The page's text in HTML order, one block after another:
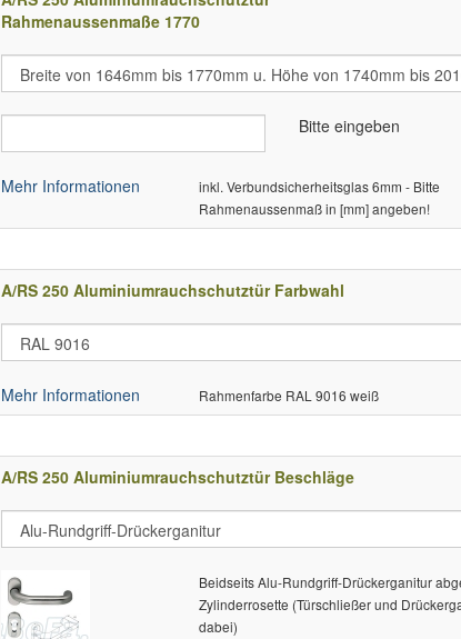
Rahmenaussenmaße 1770
Bitte eingeben
Mehr Informationen
inkl. Verbundsicherheitsglas 6mm - Bitte
Rahmenaussenmaß in [mm] angeben!
A/RS 250 Aluminiumrauchschutztür Farbwahl
Mehr Informationen Rahmenfarbe RAL 9016 weiß
A/RS 250 Aluminiumrauchschutztür Beschläge
Beidseits Alu-Rundgriff-Drückerganitur
Zylinderrosette (Türschließer und
dabei)